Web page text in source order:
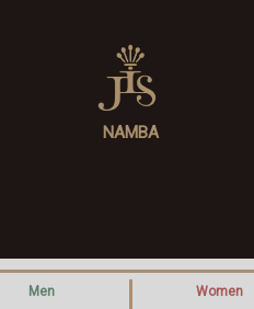
NAMBA
Men Women